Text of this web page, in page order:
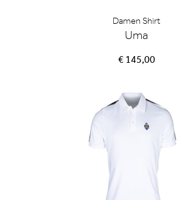
Damen Shirt
Uma
€ 145,00